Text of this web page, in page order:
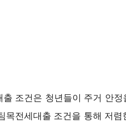
출 조건은 청년들이 주거 안
목전세대출 조건을 통해 저